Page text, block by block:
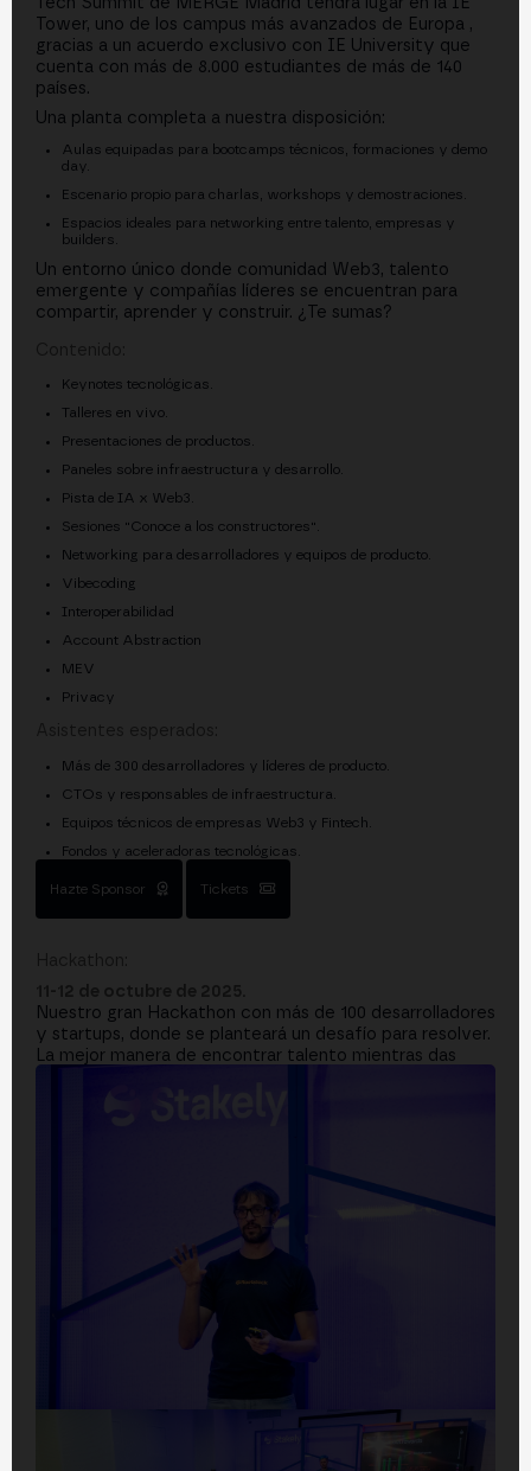
Tower, uno de los campus más avanzados de Europa ,
gracias a un acuerdo exclusivo con IE University que
cuenta con más de 8.000 estudiantes de más de 140
países.
Una planta completa a nuestra disposición:
Aulas equipadas para bootcamps técnicos, formaciones y demo
day.
Escenario propio para charlas, workshops y demostraciones.
Espacios ideales para networking entre talento, empresas y
builders.
Un entorno único donde comunidad Web3, talento
emergente y compañías líderes se encuentran para
compartir, aprender y construir. ¿Te sumas?
Keynotes tecnológicas.
Talleres en vivo.
Presentaciones de productos.
Paneles sobre infraestructura y desarrollo.
Pista de IA x Web3.
Sesiones "Conoce a los constructores".
Networking para desarrolladores y equipos de producto.
Vibecoding
Interoperabilidad
Account Abstraction
MEV
Privacy
Más de 300 desarrolladores y líderes de producto.
CTOs y responsables de infraestructura.
Equipos técnicos de empresas Web3 y Fintech.
Fondos y aceleradoras tecnológicas.
Hazte Sponsor Tickets
Nuestro gran Hackathon con más de 100 desarrolladores
y startups, donde se planteará un desafío para resolver.
La mejor manera de encontrar talento mientras das